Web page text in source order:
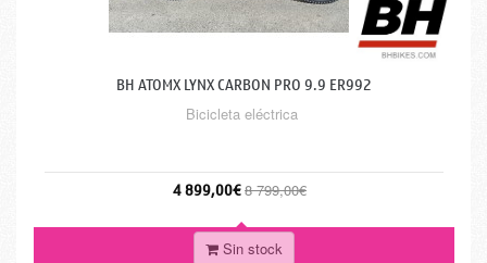
BH ATOMX LYNX CARBON PRO 9.9 ER992
Bicicleta eléctrica
4 899,00€8 799,00€
Sin stock